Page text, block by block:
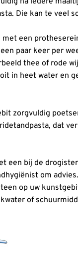
Die kan te veel
een
paar keer per
thee of rode
in heet water en
zorgvuldig
dat
een bij de
om
op uw
of